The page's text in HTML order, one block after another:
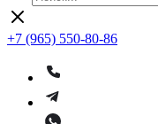
+7 (965) 550-80-86